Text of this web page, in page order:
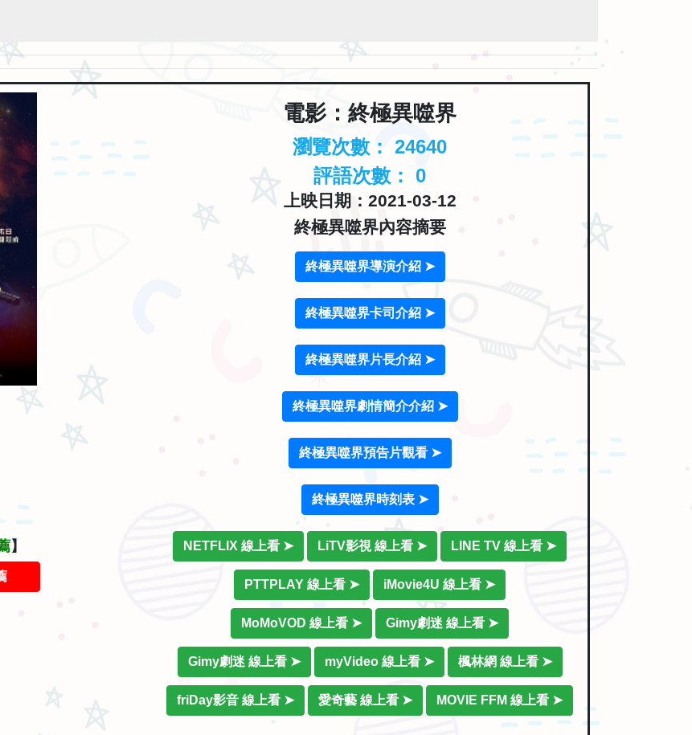
】
電影：終極異噬界
瀏覽次數： 24640
評語次數： 0
上映日期：2021-03-12
終極異噬界內容摘要
終極異噬界導演介紹 ➤
終極異噬界卡司介紹 ➤
終極異噬界片長介紹 ➤
終極異噬界劇情簡介介紹 ➤
終極異噬界預告片觀看 ➤
終極異噬界時刻表 ➤
NETFLIX 線上看 ➤ LiTV影視 線上看 ➤ LINE TV 線上看 ➤
PTTPLAY 線上看 ➤ iMovie4U 線上看 ➤
MoMoVOD 線上看 ➤ Gimy劇迷 線上看 ➤
Gimy劇迷 線上看 ➤ myVideo 線上看 ➤ 楓林網 線上看 ➤
friDay影音 線上看 ➤ 愛奇藝 線上看 ➤ MOVIE FFM 線上看 ➤